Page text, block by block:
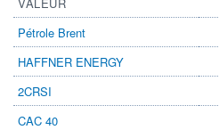
Pétrole Brent
HAFFNER ENERGY
2CRSI
CAC 40